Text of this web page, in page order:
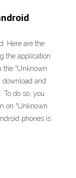
Here are the
the application
the “Unknown
download and
To do so, you
on “Unknown
phones is